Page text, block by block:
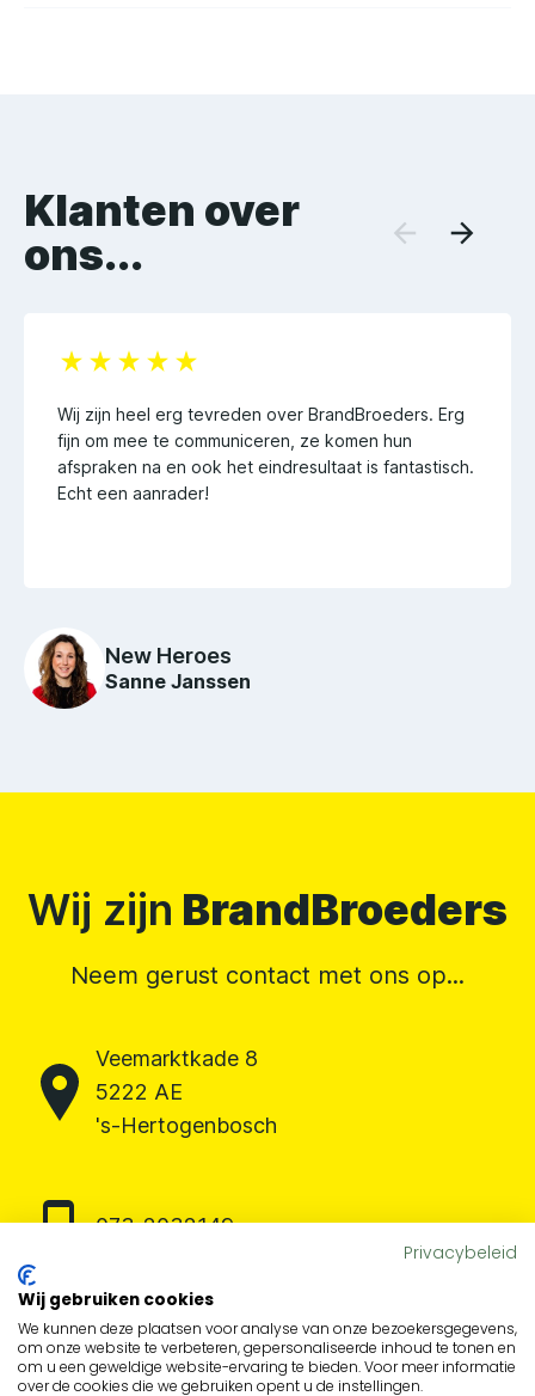
Klanten over
ons...
Wij zijn heel erg tevreden over BrandBroeders. Erg
fijn om mee te communiceren, ze komen hun
afspraken na en ook het eindresultaat is fantastisch.
Echt een aanrader!
New Heroes
Sanne Janssen
Wij zijn BrandBroeders
Neem gerust contact met ons op...
Veemarktkade 8
5222 AE
's-Hertogenbosch
073-2032149
info@brandbroeders.nl
Privacybeleid
Wij gebruiken cookies
We kunnen deze plaatsen voor analyse van onze bezoekersgegevens,
om onze website te verbeteren, gepersonaliseerde inhoud te tonen en
om u een geweldige website-ervaring te bieden. Voor meer informatie
over de cookies die we gebruiken opent u de instellingen.